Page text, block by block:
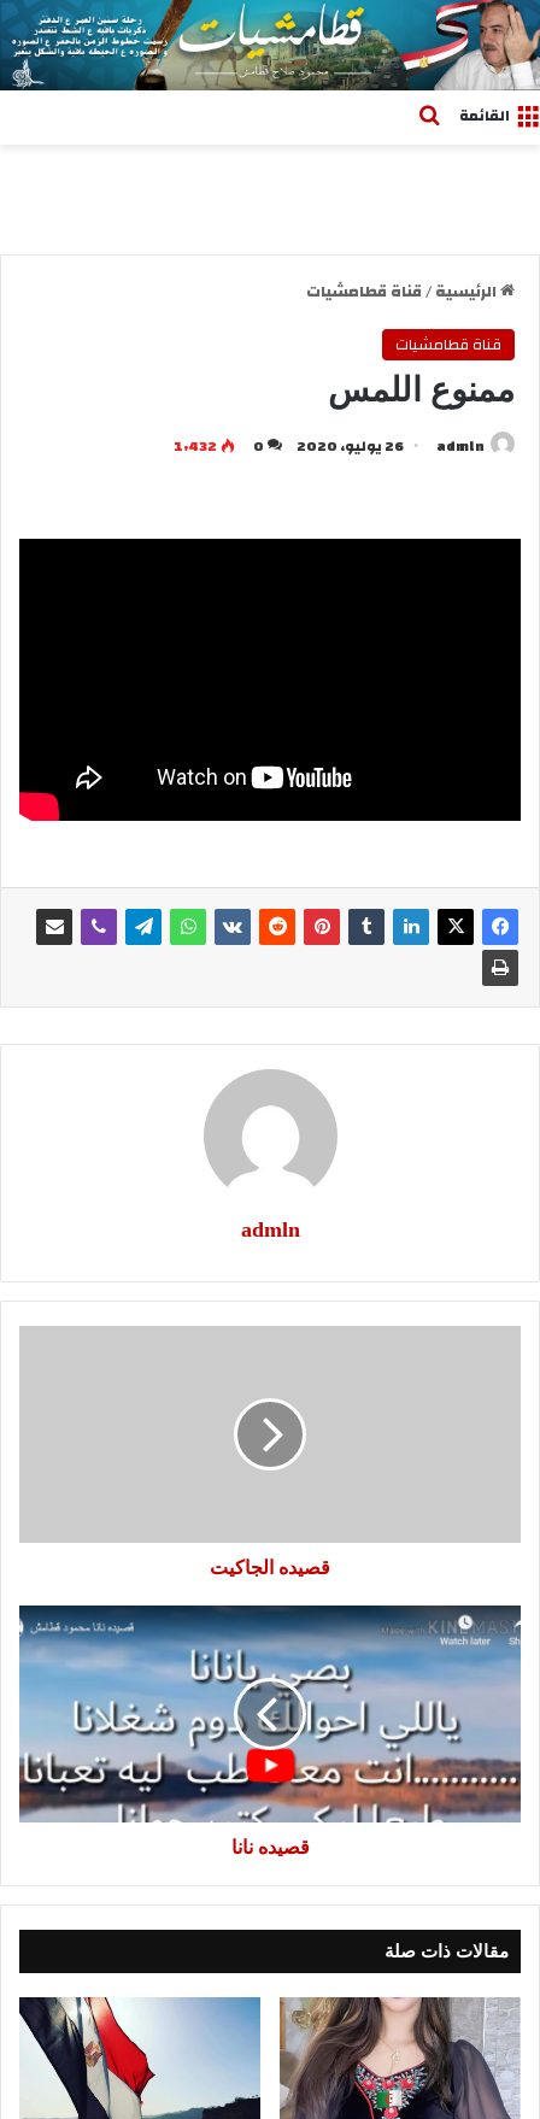
القائمة
الرئيسية/قناة قطامشيات
قناة قطامشيات
ممنوع اللمس
admln 26 يوليو، 2020 0 1٬432
admln
قصيده الجاكيت
قصيده
نانا
قصيده نانا
مقالات ذات صلة